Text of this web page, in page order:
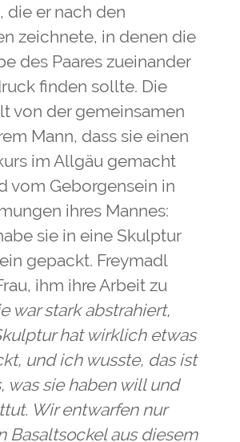
die er nach den
zeichnete, in denen die
des Paares zueinander
finden sollte. Die
von der gemeinsamen
Mann, dass sie einen
im Allgäu gemacht
vom Geborgensein in
ihres Mannes:
sie in eine Skulptur
gepackt. Freymadl
ihm ihre Arbeit zu
war stark abstrahiert,
hat wirklich etwas
und ich wusste, das ist
was sie haben will und
Wir entwarfen nur
Basaltsockel aus diesem